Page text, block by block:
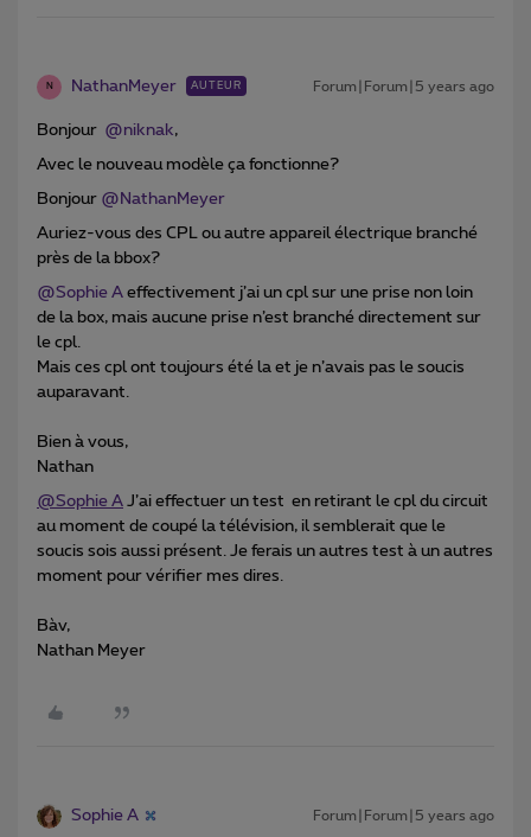
N NathanMeyer AUTEUR Forum|Forum|5 years ago
Bonjour @niknak,
Avec le nouveau modèle ça fonctionne?
Bonjour @NathanMeyer
Auriez-vous des CPL ou autre appareil électrique branché
près de la bbox?
@Sophie A effectivement j’ai un cpl sur une prise non loin
de la box, mais aucune prise n’est branché directement sur
le cpl.
Mais ces cpl ont toujours été la et je n’avais pas le soucis
auparavant.
Bien à vous,
Nathan
@Sophie A J’ai effectuer un test en retirant le cpl du circuit
au moment de coupé la télévision, il semblerait que le
soucis sois aussi présent. Je ferais un autres test à un autres
moment pour vérifier mes dires.
Bàv,
Nathan Meyer
Sophie A Forum|Forum|5 years ago